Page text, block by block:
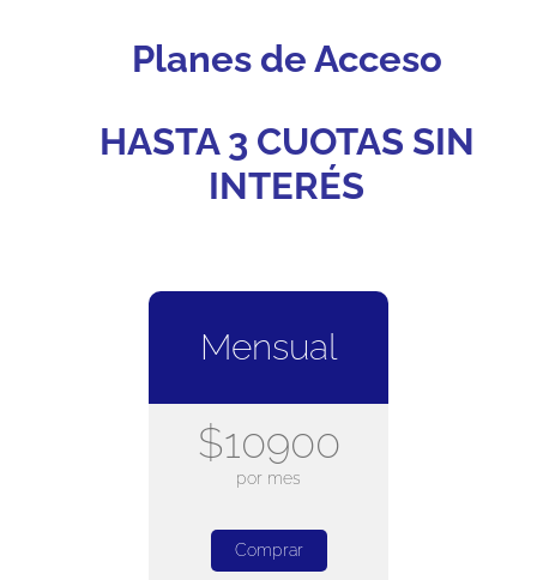
Planes de Acceso
HASTA 3 CUOTAS SIN
INTERÉS
Mensual
$10900
por mes
Comprar